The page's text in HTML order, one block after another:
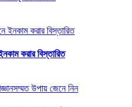
করার বিস্তারিত